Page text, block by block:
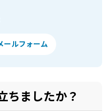
ールフォーム
ちましたか？